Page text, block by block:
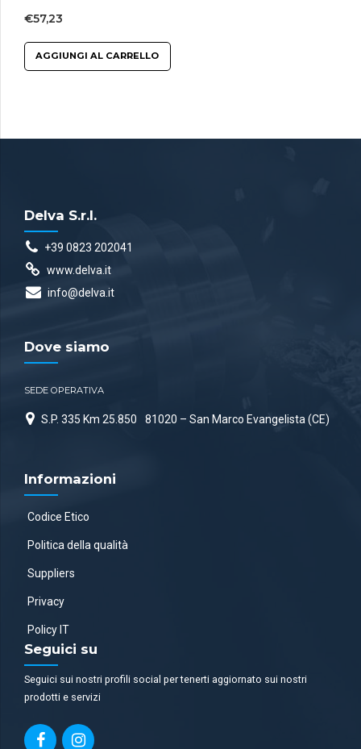
€57,23
AGGIUNGI AL CARRELLO
Delva S.r.l.
+39 0823 202041
www.delva.it
info@delva.it
Dove siamo
SEDE OPERATIVA
S.P. 335 Km 25.850 81020 – San Marco Evangelista (CE)
Informazioni
Codice Etico
Politica della qualità
Suppliers
Privacy
Policy IT
Seguici su
Seguici sui nostri profili social per tenerti aggiornato sui nostri
prodotti e servizi